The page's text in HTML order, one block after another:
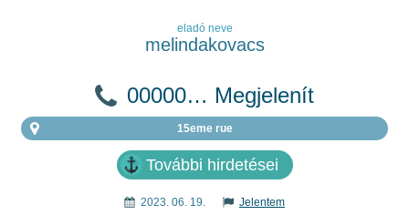
eladó neve
melindakovacs
00000… Megjelenít
15eme rue
További hirdetései
2023. 06. 19. Jelentem